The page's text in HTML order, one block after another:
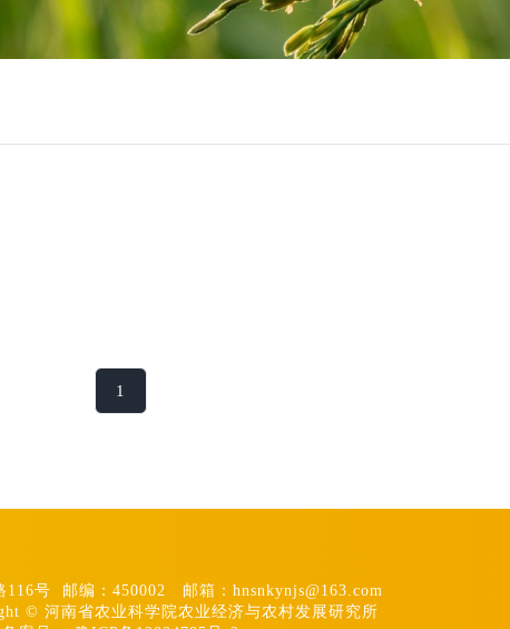
1
116号 邮编：450002 邮箱：hnsnkynjs@163.com
© 河南省农业科学院农业经济与农村发展研究所